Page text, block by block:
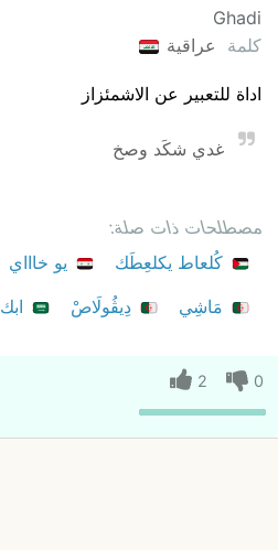
Ghadi
كلمة
عراقية
اداة للتعبير عن الاشمئزاز
غدي شكَد وصخ
مصطلحات ذات صلة:
كُلعاط يكلعِطَك
يو خاااي
مَاشِي
دِيڨُولَاصْ ابك
0
2